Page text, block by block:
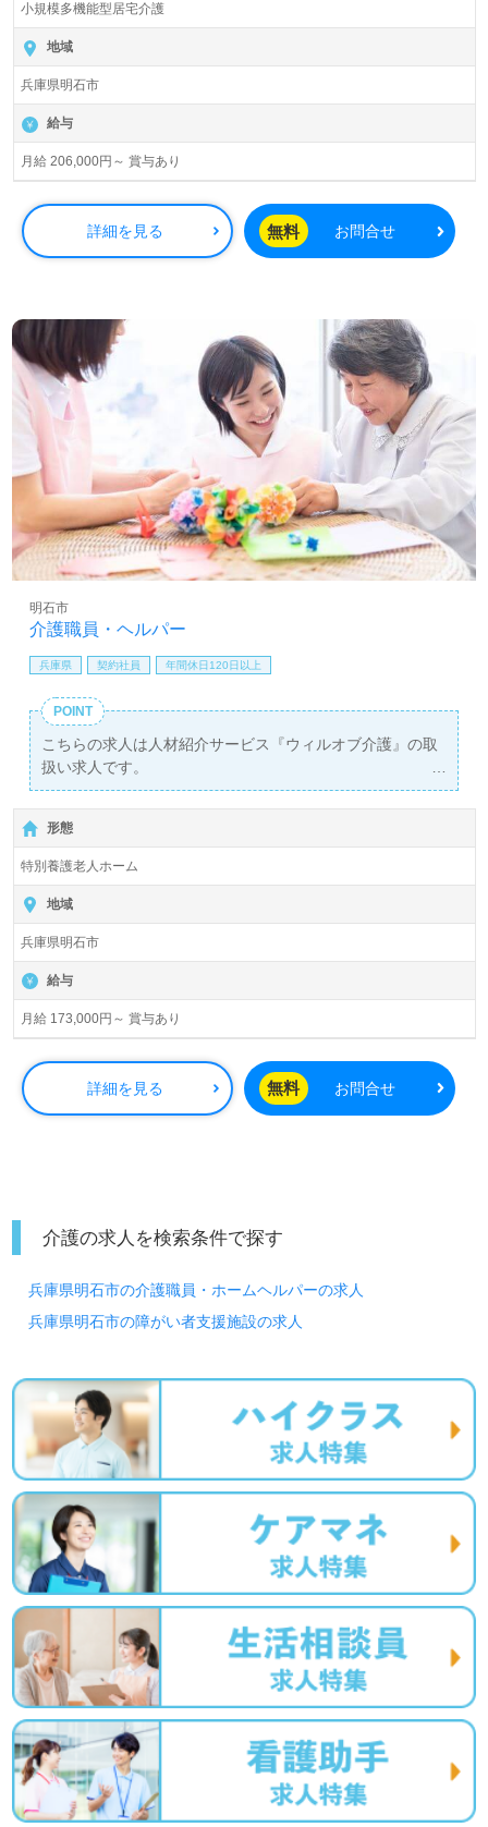
小規模多機能型居宅介護
地域
兵庫県明石市
給与
月給 206,000円～ 賞与あり
詳細を見る 無料 お問合せ
介護職員・ヘルパー
明石市
兵庫県 契約社員 年間休日120日以上
POINT
こちらの求人は人材紹介サービス『ウィルオブ介護』の取
扱い求人です。
詳細に関してお気軽にご相談ください♪
【無料】で皆さんの転職活動をサポートいたします。
形態
特別養護老人ホーム
地域
兵庫県明石市
給与
月給 173,000円～ 賞与あり
詳細を見る 無料 お問合せ
介護の求人を検索条件で探す
兵庫県明石市の介護職員・ホームヘルパーの求人
兵庫県明石市の障がい者支援施設の求人